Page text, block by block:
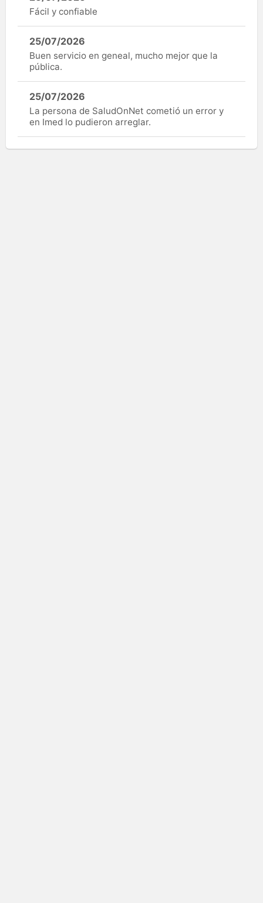
Fácil y confiable
25/07/2026
Buen servicio en geneal, mucho mejor que la
pública.
25/07/2026
La persona de SaludOnNet cometió un error y
en Imed lo pudieron arreglar.